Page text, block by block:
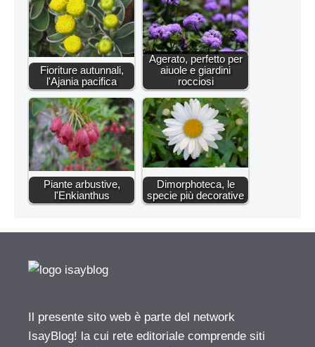
Fioriture autunnali,
l'Ajania pacifica
Agerato, perfetto per
aiuole e giardini
rocciosi
Piante arbustive,
l'Enkianthus
Dimorphoteca, le
specie più decorative
Il presente sito web è parte del network
IsayBlog! la cui rete editoriale comprende siti